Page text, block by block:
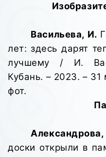
Васильева, И.
лет: здесь дарят
лучшему / И.
Кубань. – 2023. –
фот.
доски открыли в